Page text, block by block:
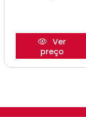
Ver
preço